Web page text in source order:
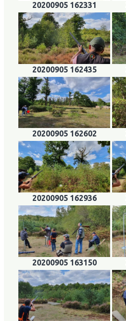
20200905 162331
20200905 162435
20200905 162602
20200905 162936
20200905 163150